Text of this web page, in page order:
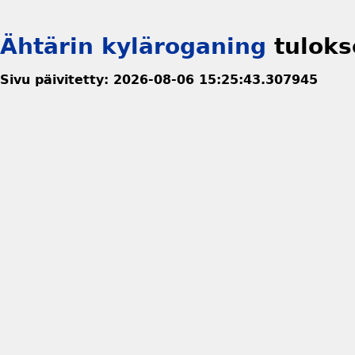
Ähtärin kyläroganing
Sivu päivitetty: 2026-08-06 15:25:43.307945